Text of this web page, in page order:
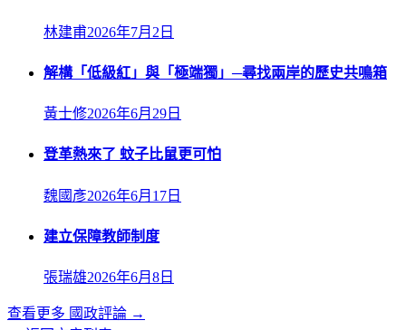
林建甫2026年7月2日
解構「低級紅」與「極端獨」─尋找兩岸的歷史共鳴箱
黃士修2026年6月29日
登革熱來了 蚊子比鼠更可怕
魏國彥2026年6月17日
建立保障教師制度
張瑞雄2026年6月8日
查看更多 國政評論 →